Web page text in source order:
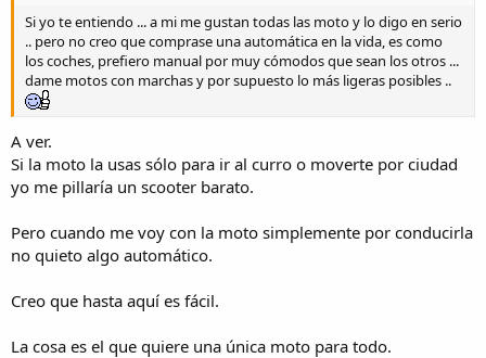
Si yo te entiendo ... a mi me gustan todas las moto y lo digo en serio
.. pero no creo que comprase una automática en la vida, es como
los coches, prefiero manual por muy cómodos que sean los otros ...
dame motos con marchas y por supuesto lo más ligeras posibles ..
A ver.
Si la moto la usas sólo para ir al curro o moverte por ciudad
yo me pillaría un scooter barato.
Pero cuando me voy con la moto simplemente por conducirla
no quieto algo automático.
Creo que hasta aquí es fácil.
La cosa es el que quiere una única moto para todo.